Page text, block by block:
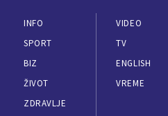
INFO
SPORT
BIZ
ŽIVOT
ZDRAVLJE
VIDEO
TV
ENGLISH
VREME